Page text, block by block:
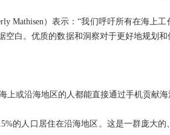
Mathisen）表示：“我们呼吁所有在海
空白。优质的数据和洞察对于更好地规划
上或沿海地区的人都能直接通过手机贡献海
的人口居住在沿海地区。这是一群庞